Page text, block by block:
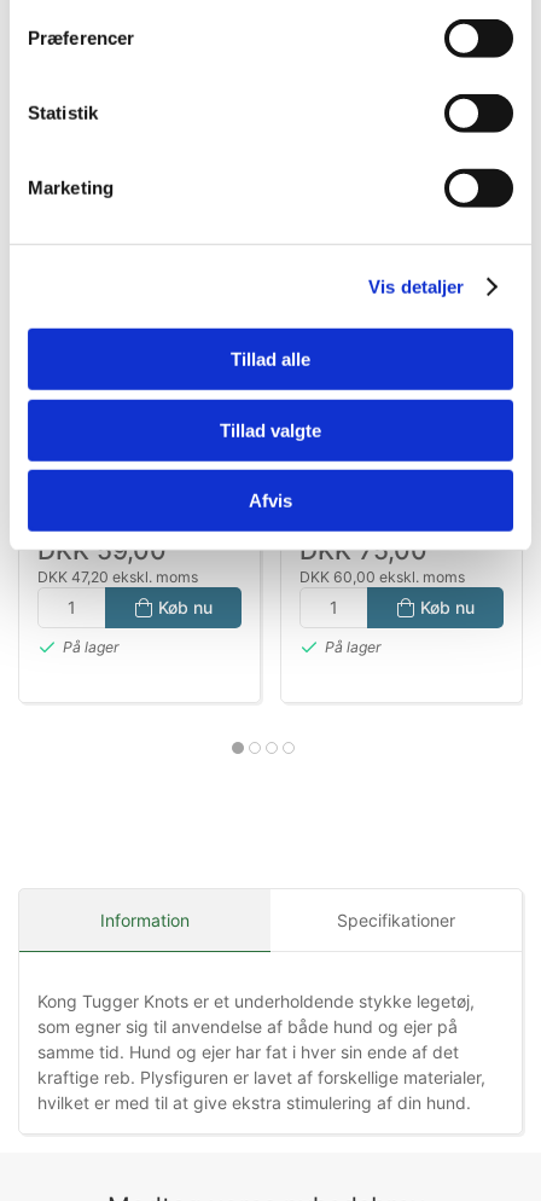
Præferencer
Statistik
Marketing
Vis detaljer
Tillad alle
Tillad valgte
Afvis
DKK 59,00
DKK 47,20 ekskl. moms
Køb nu
På lager
85004221
Warm bear med pose til
microovn
DKK 75,00
DKK 60,00 ekskl. moms
Køb nu
På lager
Information Specifikationer
Kong Tugger Knots er et underholdende stykke legetøj,
som egner sig til anvendelse af både hund og ejer på
samme tid. Hund og ejer har fat i hver sin ende af det
kraftige reb. Plysfiguren er lavet af forskellige materialer,
hvilket er med til at give ekstra stimulering af din hund.